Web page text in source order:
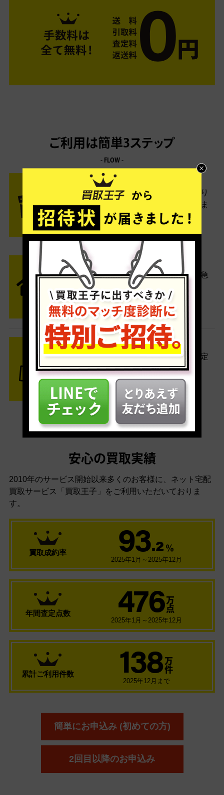
ご利用は簡単3ステップ
- FLOW -
STEP1 お申込み・梱包
ネットでお申込みしたら、箱に売り
たい商品をいろいろ詰めて梱包しま
す。
STEP2 発送
送料無料でご自宅から発送！佐川急
便がご自宅まで引き取りに伺いま
す。
STEP3 ご入金
査定結果はメールでお知らせ。査定
結果がOKなら金額をお支払い！
安心の買取実績
2010年のサービス開始以来多くのお客様に、 ネット宅配
買取サービス「買取王子」をご利用いただいておりま
す。
買取成約率 93.2 ％
2025年1月～2025年12月
年間査定点数 476 万
点
2025年1月～2025年12月
累計ご利用件数 138 万
件
2025年12月まで
簡単にお申込み (初めての方)
2回目以降のお申込み